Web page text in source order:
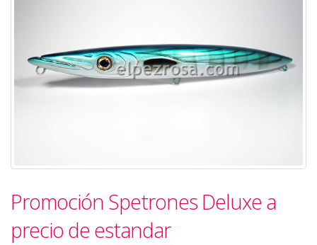
Promoción Spetrones Deluxe a
precio de estandar